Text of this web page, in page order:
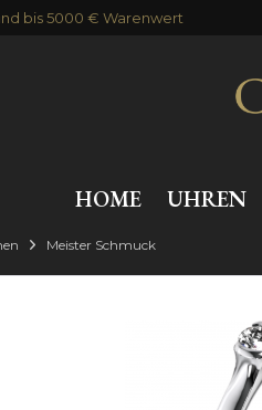
bis 5000 € Warenwert
HOME UHREN
Meister Schmuck